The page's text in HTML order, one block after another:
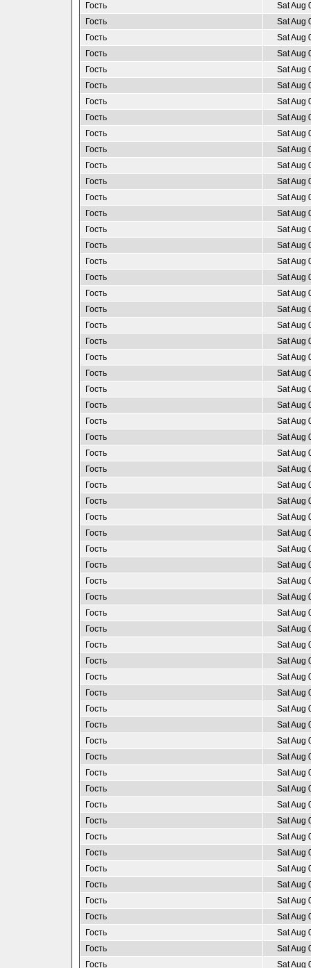
Гость
Sat Aug
Гость
Sat Aug
Гость
Sat Aug
Гость
Sat Aug
Гость
Sat Aug
Гость
Sat Aug
Гость
Sat Aug
Гость
Sat Aug
Гость
Sat Aug
Гость
Sat Aug
Гость
Sat Aug
Гость
Sat Aug
Гость
Sat Aug
Гость
Sat Aug
Гость
Sat Aug
Гость
Sat Aug
Гость
Sat Aug
Гость
Sat Aug
Гость
Sat Aug
Гость
Sat Aug
Гость
Sat Aug
Гость
Sat Aug
Гость
Sat Aug
Гость
Sat Aug
Гость
Sat Aug
Гость
Sat Aug
Гость
Sat Aug
Гость
Sat Aug
Гость
Sat Aug
Гость
Sat Aug
Гость
Sat Aug
Гость
Sat Aug
Гость
Sat Aug
Гость
Sat Aug
Гость
Sat Aug
Гость
Sat Aug
Гость
Sat Aug
Гость
Sat Aug
Гость
Sat Aug
Гость
Sat Aug
Гость
Sat Aug
Гость
Sat Aug
Гость
Sat Aug
Гость
Sat Aug
Гость
Sat Aug
Гость
Sat Aug
Гость
Sat Aug
Гость
Sat Aug
Гость
Sat Aug
Гость
Sat Aug
Гость
Sat Aug
Гость
Sat Aug
Гость
Sat Aug
Гость
Sat Aug
Гость
Sat Aug
Гость
Sat Aug
Гость
Sat Aug
Гость
Sat Aug
Гость
Sat Aug
Гость
Sat Aug
Гость
Sat Aug